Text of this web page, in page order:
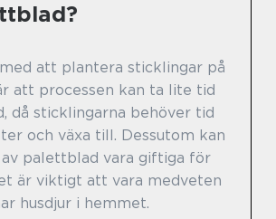
att plantera sticklingar på
att processen kan ta lite tid
då sticklingarna behöver tid
och växa till. Dessutom kan
palettblad vara giftiga för
är viktigt att vara medveten
husdjur i hemmet.